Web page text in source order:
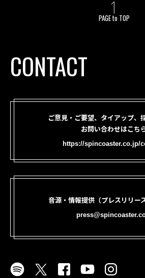
PAGE to TOP
CONTACT
ご意見・ご要望、タイアップ、
お問い合わせはこち
https://spincoaster.co.jp/
音源・情報提供（プレスリリー